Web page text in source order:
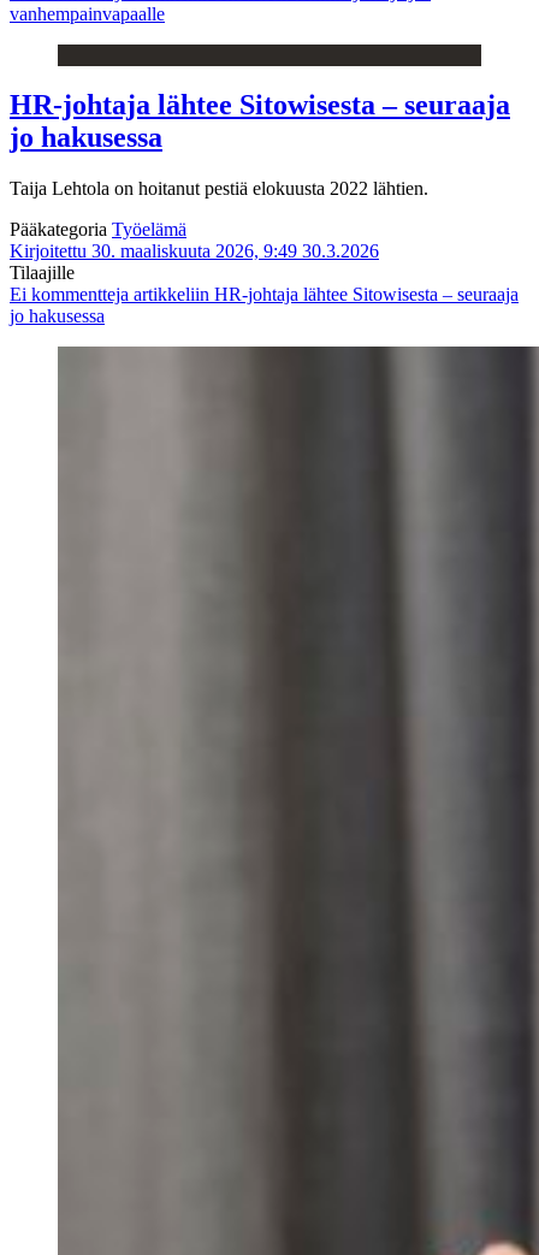
vanhempainvapaalle
HR-johtaja lähtee Sitowisesta – seuraaja
jo hakusessa
Taija Lehtola on hoitanut pestiä elokuusta 2022 lähtien.
Pääkategoria Työelämä
Kirjoitettu 30. maaliskuuta 2026, 9:49 30.3.2026
Tilaajille
Ei kommentteja artikkeliin HR-johtaja lähtee Sitowisesta – seuraaja
jo hakusessa